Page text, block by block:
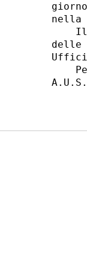
nella
delle